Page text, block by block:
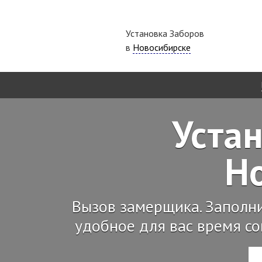
Установка Заборов
в Новосибирске
Вызов замерщика.
удобное для вас время